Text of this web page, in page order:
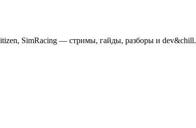
SimRacing — стримы, гайды, разборы и dev&chill.